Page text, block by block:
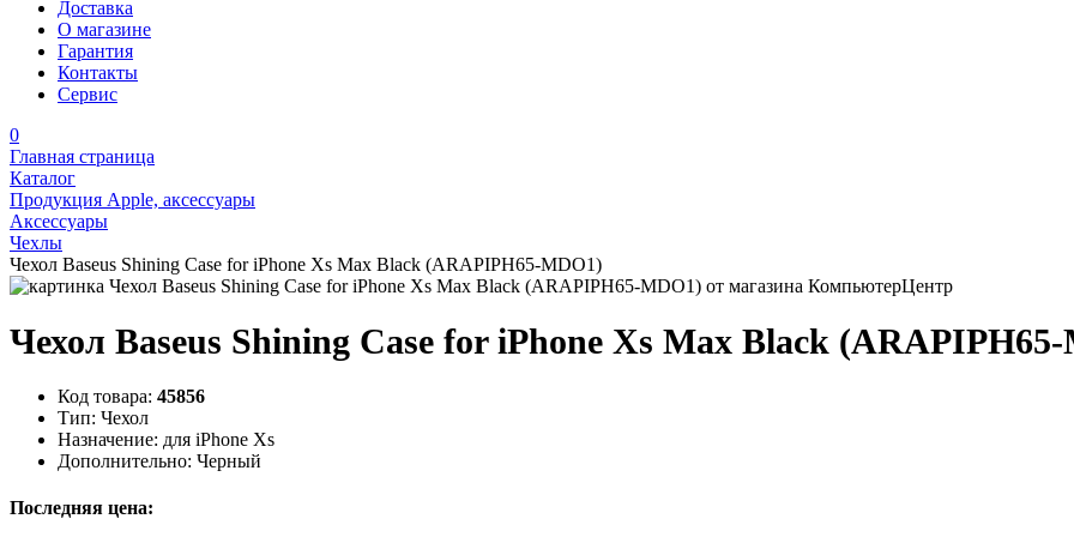
Доставка
О магазине
Гарантия
Контакты
Сервис
0
Главная страница
Каталог
Продукция Apple, аксессуары
Аксессуары
Чехлы
Чехол Baseus Shining Case for iPhone Xs Max Black (ARAPIPH65-MDO1)
Чехол Baseus Shining Case for iPhone Xs Max Black
Код товара: 45856
Тип: Чехол
Назначение: для iPhone Xs
Дополнительно: Черный
Последняя цена: